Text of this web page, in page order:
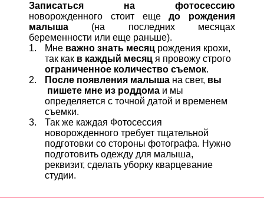
Записаться на фотосессию
новорожденного стоит ещедо рождения
малыша (на последних месяцах
беременности или еще раньше).
Мне важно знать месяц рождения крохи,
так как в каждый месяц я провожу строго
ограниченное количество съемок.
После появления малыша на свет, вы
пишете мне из роддома и мы
определяется с точной датой и временем
съемки.
Так же каждая Фотосессия
новорожденного требует тщательной
подготовки со стороны фотографа. Нужно
подготовить одежду для малыша,
реквизит, сделать уборку кварцевание
студии.